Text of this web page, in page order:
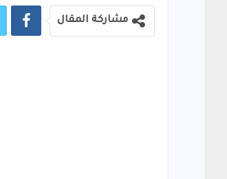
مشاركة المقال